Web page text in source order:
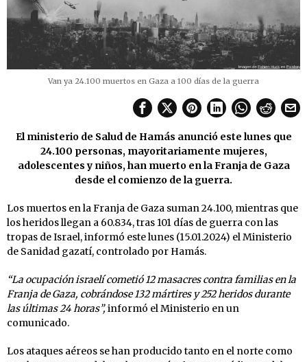
Van ya 24.100 muertos en Gaza a 100 días de la guerra
El ministerio de Salud de Hamás anunció este lunes que
24.100 personas, mayoritariamente mujeres,
adolescentes y niños, han muerto en la Franja de Gaza
desde el comienzo de la guerra.
Los muertos en la Franja de Gaza suman 24.100, mientras que
los heridos llegan a 60.834, tras 101 días de guerra con las
tropas de Israel, informó este lunes (15.01.2024) el Ministerio
de Sanidad gazatí, controlado por Hamás.
“La ocupación israelí cometió 12 masacres contra familias en la
Franja de Gaza, cobrándose 132 mártires y 252 heridos durante
las últimas 24 horas”,informó el Ministerio en un
comunicado.
Los ataques aéreos se han producido tanto en el norte como